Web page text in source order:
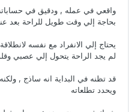
واقعي في عمله , ودقيق في
بحاجة إلي وقت طويل للراحة بعد
يحتاج إلي الانفراد مع نفسه
لم يجد الراحة يتحول إلي عصبي
قد تظنه في البداية انه ساذج ,
ويحدد تطلعاته